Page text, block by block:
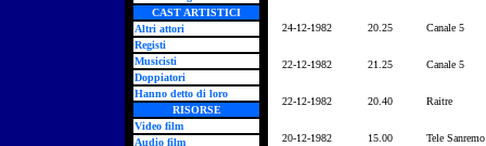
CAST ARTISTICI
Altri attori
Registi
Musicisti
Doppiatori
Hanno detto di loro
RISORSE
Video film
Audio film
24-12-1982 20.25 Canale 5
22-12-1982 21.25 Canale 5
22-12-1982 20.40 Raitre
20-12-1982 15.00 Tele